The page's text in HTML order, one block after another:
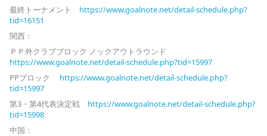
最終トーナメント https://www.goalnote.net/detail-schedule.php?
tid=16151
関西：
ＰＰ外クラブブロック ノックアウトラウンド
https://www.goalnote.net/detail-schedule.php?tid=15997
PPブロック https://www.goalnote.net/detail-schedule.php?
tid=15997
第3・第4代表決定戦 https://www.goalnote.net/detail-schedule.php?
tid=15998
中国：